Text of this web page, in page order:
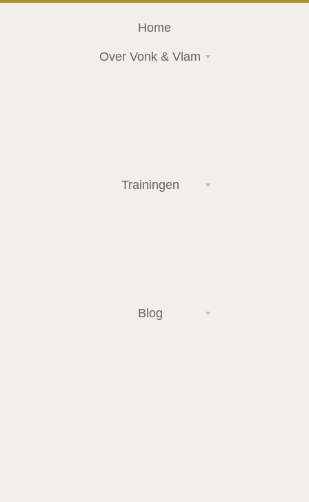
Home
Over Vonk & Vlam
Trainingen
Blog